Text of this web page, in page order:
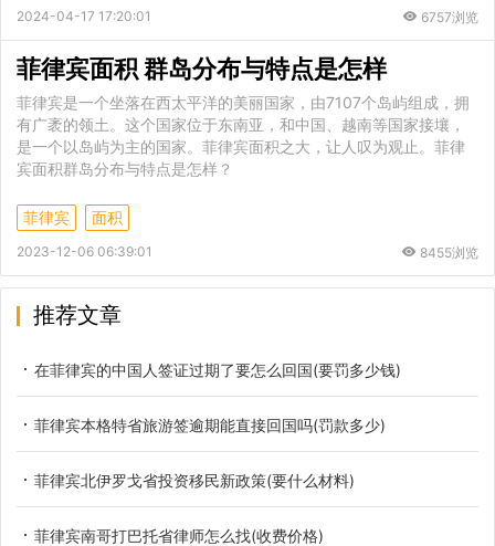
2024-04-17 17:20:01 6757浏览
菲律宾面积 群岛分布与特点是怎样
菲律宾是一个坐落在西太平洋的美丽国家，由7107个岛屿组成，拥
有广袤的领土。这个国家位于东南亚，和中国、越南等国家接壤，
是一个以岛屿为主的国家。菲律宾面积之大，让人叹为观止。菲律
宾面积群岛分布与特点是怎样？
菲律宾 面积
2023-12-06 06:39:01 8455浏览
推荐文章
在菲律宾的中国人签证过期了要怎么回国(要罚多少钱)
菲律宾本格特省旅游签逾期能直接回国吗(罚款多少)
菲律宾北伊罗戈省投资移民新政策(要什么材料)
菲律宾南哥打巴托省律师怎么找(收费价格)